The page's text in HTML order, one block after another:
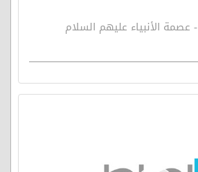
عقائد قرآنية 13 - عصمة الأنبياء عليهم السلام